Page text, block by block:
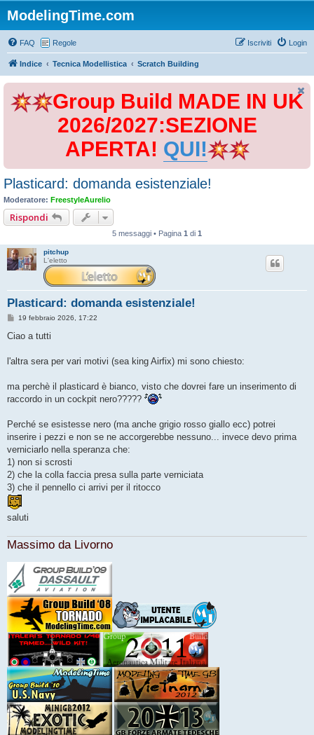
ModelingTime.com
FAQ Regole Login
Iscriviti
Indice Tecnica Modellistica Scratch Building
Group Build MADE IN UK
2026/2027:SEZIONE
APERTA! QUI!
Plasticard: domanda esistenziale!
Moderatore: FreestyleAurelio
Rispondi
5 messaggi • Pagina 1 di 1
pitchup
L'eletto
Plasticard: domanda esistenziale!
M
s
g
o
19 febbraio 2026, 17:22
Ciao a tutti
l'altra sera per vari motivi (sea king Airfix) mi sono chiesto:
ma perchè il plasticard è bianco, visto che dovrei fare un inserimento di
raccordo in un cockpit nero?????
Perché se esistesse nero (ma anche grigio rosso giallo ecc) potrei
inserire i pezzi e non se ne accorgerebbe nessuno... invece devo prima
verniciarlo nella speranza che:
1) non si scrosti
2) che la colla faccia presa sulla parte verniciata
3) che il pennello ci arrivi per il ritocco
saluti
Massimo da Livorno